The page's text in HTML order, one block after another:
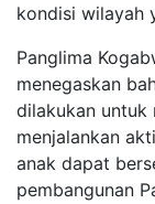
kondisi wilayah
Panglima
menegaskan
dilakukan untuk
menjalankan
anak dapat
pembangunan